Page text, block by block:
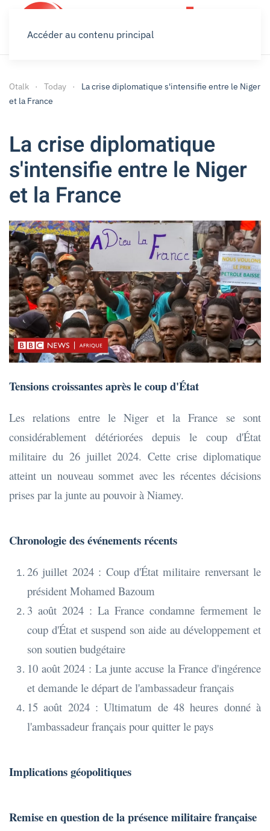
Accéder au contenu principal
Otalk Today
La crise diplomatique s'intensifie entre le Niger
et la France
La crise diplomatique
s'intensifie entre le Niger
et la France
Tensions croissantes après le coup d'État
Les relations entre le Niger et la France se sont
considérablement détériorées depuis le coup d'État
militaire du 26 juillet 2024. Cette crise diplomatique
atteint un nouveau sommet avec les récentes décisions
prises par la junte au pouvoir à Niamey.
Chronologie des événements récents
26 juillet 2024 : Coup d'État militaire renversant le
président Mohamed Bazoum
3 août 2024 : La France condamne fermement le
coup d'État et suspend son aide au développement et
son soutien budgétaire
10 août 2024 : La junte accuse la France d'ingérence
et demande le départ de l'ambassadeur français
15 août 2024 : Ultimatum de 48 heures donné à
l'ambassadeur français pour quitter le pays
Implications géopolitiques
Remise en question de la présence militaire française